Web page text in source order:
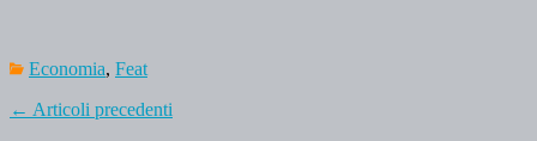
Economia, Feat
← Articoli precedenti